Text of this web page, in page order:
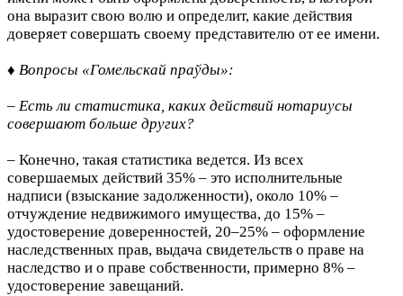
она выразит свою волю и определит, какие действия
доверяет совершать своему представителю от ее имени.
♦ Вопросы «Гомельскай праўды»:
– Есть ли статистика, каких действий нотариусы
совершают больше других?
– Конечно, такая статистика ведется. Из всех
совершаемых действий 35% – это исполнительные
надписи (взыскание задолженности), около 10% –
отчуждение недвижимого имущества, до 15% –
удостоверение доверенностей, 20–25% – оформ­ление
наследственных прав, выдача свидетельств о праве на
наследство и о праве собственности, примерно 8% –
удостоверение завещаний.